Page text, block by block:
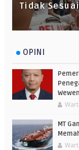
Tidak
OPINI
MT